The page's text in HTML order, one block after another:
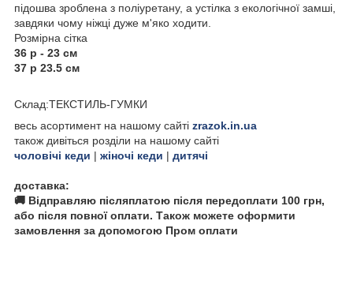
підошва зроблена з поліуретану, а устілка з екологічної замші,
завдяки чому ніжці дуже м'яко ходити.
Розмірна сітка
36 р - 23 см
37 р 23.5 см
Склад:ТЕКСТИЛЬ-ГУМКИ
весь асортимент на нашому сайті zrazok.in.ua
також дивіться розділи на нашому сайті
чоловічі кеди | жіночі кеди | дитячі
доставка:
🚚 Відправляю післяплатою після передоплати 100 грн,
або після повної оплати. Також можете оформити
замовлення за допомогою Пром оплати